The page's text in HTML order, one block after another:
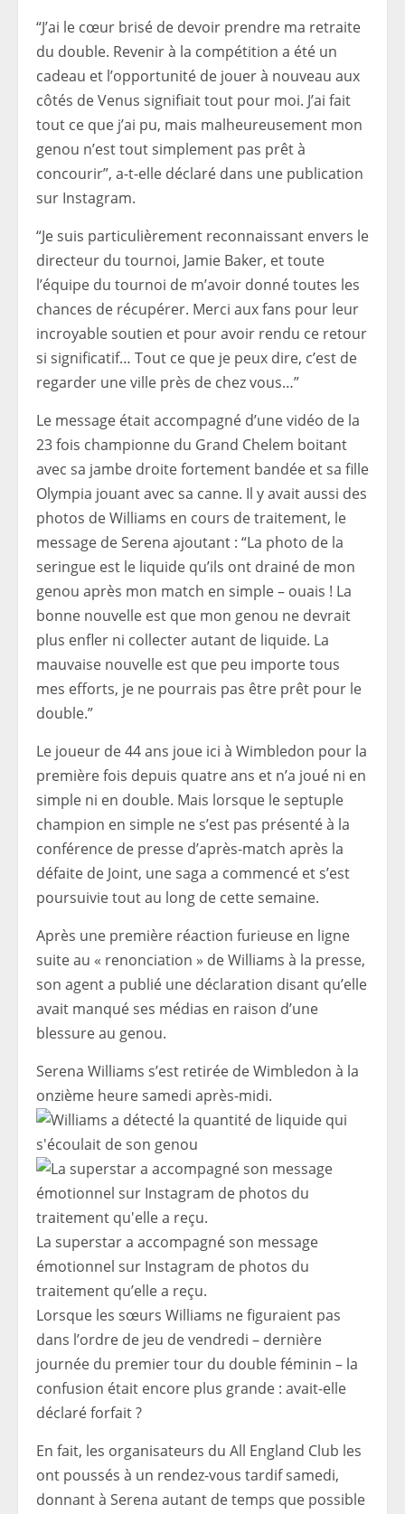
“J’ai le cœur brisé de devoir prendre ma retraite
du double. Revenir à la compétition a été un
cadeau et l’opportunité de jouer à nouveau aux
côtés de Venus signifiait tout pour moi. J’ai fait
tout ce que j’ai pu, mais malheureusement mon
genou n’est tout simplement pas prêt à
concourir”, a-t-elle déclaré dans une publication
sur Instagram.
“Je suis particulièrement reconnaissant envers le
directeur du tournoi, Jamie Baker, et toute
l’équipe du tournoi de m’avoir donné toutes les
chances de récupérer. Merci aux fans pour leur
incroyable soutien et pour avoir rendu ce retour
si significatif… Tout ce que je peux dire, c’est de
regarder une ville près de chez vous…”
Le message était accompagné d’une vidéo de la
23 fois championne du Grand Chelem boitant
avec sa jambe droite fortement bandée et sa fille
Olympia jouant avec sa canne. Il y avait aussi des
photos de Williams en cours de traitement, le
message de Serena ajoutant : “La photo de la
seringue est le liquide qu’ils ont drainé de mon
genou après mon match en simple – ouais ! La
bonne nouvelle est que mon genou ne devrait
plus enfler ni collecter autant de liquide. La
mauvaise nouvelle est que peu importe tous
mes efforts, je ne pourrais pas être prêt pour le
double.”
Le joueur de 44 ans joue ici à Wimbledon pour la
première fois depuis quatre ans et n’a joué ni en
simple ni en double. Mais lorsque le septuple
champion en simple ne s’est pas présenté à la
conférence de presse d’après-match après la
défaite de Joint, une saga a commencé et s’est
poursuivie tout au long de cette semaine.
Après une première réaction furieuse en ligne
suite au « renonciation » de Williams à la presse,
son agent a publié une déclaration disant qu’elle
avait manqué ses médias en raison d’une
blessure au genou.
Serena Williams s’est retirée de Wimbledon à la
onzième heure samedi après-midi.
La superstar a accompagné son message
émotionnel sur Instagram de photos du
traitement qu’elle a reçu.
Lorsque les sœurs Williams ne figuraient pas
dans l’ordre de jeu de vendredi – dernière
journée du premier tour du double féminin – la
confusion était encore plus grande : avait-elle
déclaré forfait ?
En fait, les organisateurs du All England Club les
ont poussés à un rendez-vous tardif samedi,
donnant à Serena autant de temps que possible